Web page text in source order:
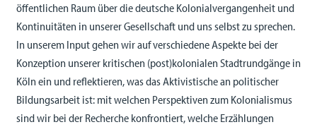
öffentlichen Raum über die deutsche Kolonialvergangenheit und
Kontinuitäten in unserer Gesellschaft und uns selbst zu sprechen.
In unserem Input gehen wir auf verschiedene Aspekte bei der
Konzeption unserer kritischen (post)kolonialen Stadtrundgänge in
Köln ein und reflektieren, was das Aktivistische an politischer
Bildungsarbeit ist: mit welchen Perspektiven zum Kolonialismus
sind wir bei der Recherche konfrontiert, welche Erzählungen